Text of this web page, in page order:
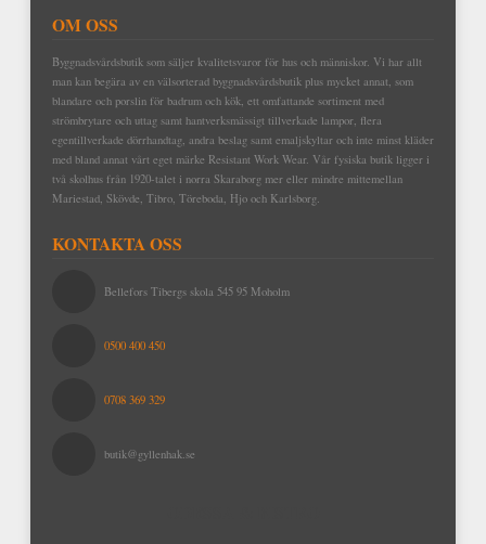
OM OSS
Byggnadsvårdsbutik som säljer kvalitetsvaror för hus och människor. Vi har allt
man kan begära av en välsorterad byggnadsvårdsbutik plus mycket annat, som
blandare och porslin för badrum och kök, ett omfattande sortiment med
strömbrytare och uttag samt hantverksmässigt tillverkade lampor, flera
egentillverkade dörrhandtag, andra beslag samt emaljskyltar och inte minst kläder
med bland annat vårt eget märke Resistant Work Wear. Vår fysiska butik ligger i
två skolhus från 1920-talet i norra Skaraborg mer eller mindre mittemellan
Mariestad, Skövde, Tibro, Töreboda, Hjo och Karlsborg.
KONTAKTA OSS
Bellefors Tibergs skola 545 95 Moholm
0500 400 450
0708 369 329
butik@gyllenhak.se